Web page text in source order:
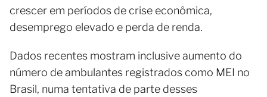
crescer em períodos de crise econômica,
desemprego elevado e perda de renda.
Dados recentes mostram inclusive aumento do
número de ambulantes registrados como MEI no
Brasil, numa tentativa de parte desses